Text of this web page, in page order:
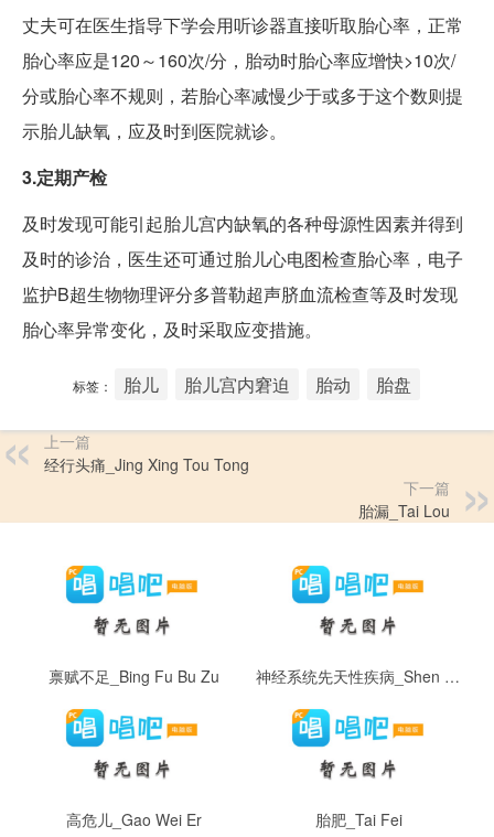
丈夫可在医生指导下学会用听诊器直接听取胎心率，正常
胎心率应是120～160次/分，胎动时胎心率应增快>10次/
分或胎心率不规则，若胎心率减慢少于或多于这个数则提
示胎儿缺氧，应及时到医院就诊。
3.定期产检
及时发现可能引起胎儿宫内缺氧的各种母源性因素并得到
及时的诊治，医生还可通过胎儿心电图检查胎心率，电子
监护B超生物物理评分多普勒超声脐血流检查等及时发现
胎心率异常变化，及时采取应变措施。
标签： 胎儿 胎儿宫内窘迫 胎动 胎盘
上一篇
经行头痛_Jing Xing Tou Tong
下一篇
胎漏_Tai Lou
禀赋不足_Bing Fu Bu Zu 神经系统先天性疾病_Shen Jing Xi Tong Xian Tian Xing Ji Bing
高危儿_Gao Wei Er 胎肥_Tai Fei